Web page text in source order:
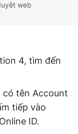
web
4, tìm đến
tên Account
tiếp vào
ID.